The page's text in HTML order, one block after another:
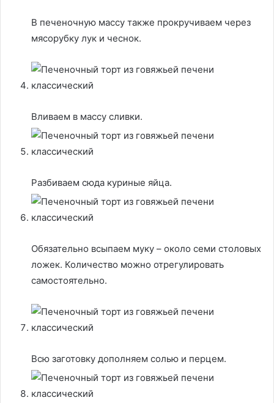
В печеночную массу также прокручиваем через
мясорубку лук и чеснок.
Вливаем в массу сливки.
Разбиваем сюда куриные яйца.
Обязательно всыпаем муку – около семи столовых
ложек. Количество можно отрегулировать
самостоятельно.
Всю заготовку дополняем солью и перцем.